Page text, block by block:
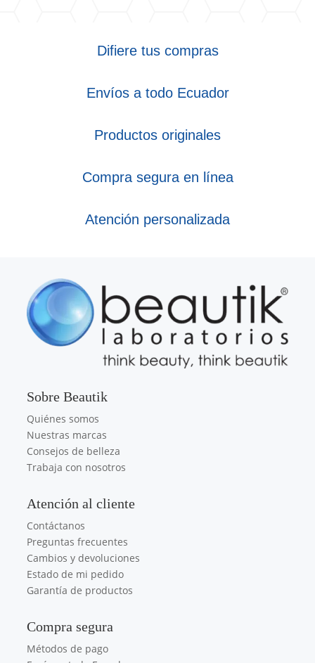
Difiere tus compras
Envíos a todo Ecuador
Productos originales
Compra segura en línea
Atención personalizada
Sobre Beautik
Quiénes somos
Nuestras marcas
Consejos de belleza
Trabaja con nosotros
Atención al cliente
Contáctanos
Preguntas frecuentes
Cambios y devoluciones
Estado de mi pedido
Garantía de productos
Compra segura
Métodos de pago